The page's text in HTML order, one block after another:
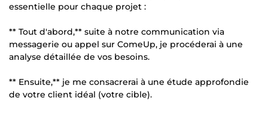
essentielle pour chaque projet :
** Tout d'abord,** suite à notre communication via
messagerie ou appel sur ComeUp, je procéderai à une
analyse détaillée de vos besoins.
** Ensuite,** je me consacrerai à une étude approfondie
de votre client idéal (votre cible).